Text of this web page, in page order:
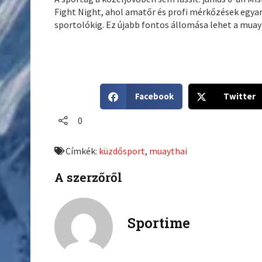
Fight Night, ahol amatőr és profi mérkőzések
sportolókig. Ez újabb fontos állomása lehet a
h
o
f
b
Facebook
h
Twitter
0
Címkék: küzdősport, muaythai
A szerzőről
Sportime